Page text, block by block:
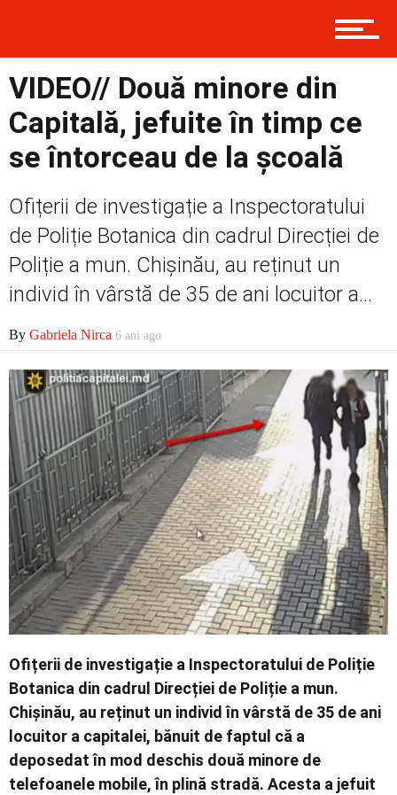
Prima
Politică
Externe
Economic
Contact
VIDEO// Două minore din
Capitală, jefuite în timp ce
se întorceau de la școală
Ofițerii de investigație a Inspectoratului
de Poliție Botanica din cadrul Direcției de
Poliție a mun. Chișinău, au reținut un
individ în vârstă de 35 de ani locuitor a...
By Gabriela Nirca 6 ani ago
Ofițerii de investigație a Inspectoratului de Poliție
Botanica din cadrul Direcției de Poliție a mun.
Chișinău, au reținut un individ în vârstă de 35 de ani
locuitor a capitalei, bănuit de faptul că a
deposedat în mod deschis două minore de
telefoanele mobile, în plină stradă. Acesta a jefuit